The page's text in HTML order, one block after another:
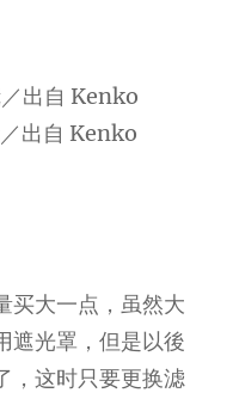
出自 Kenko
出自 Kenko
买大一点，虽然大
遮光罩，但是以後
，这时只要更换滤